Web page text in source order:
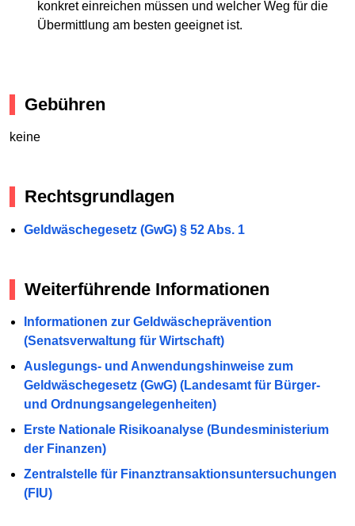
konkret einreichen müssen und welcher Weg für die
Übermittlung am besten geeignet ist.
Gebühren
keine
Rechtsgrundlagen
Geldwäschegesetz (GwG) § 52 Abs. 1
Weiterführende Informationen
Informationen zur Geldwäscheprävention
(Senatsverwaltung für Wirtschaft)
Auslegungs- und Anwendungshinweise zum
Geldwäschegesetz (GwG) (Landesamt für Bürger-
und Ordnungsangelegenheiten)
Erste Nationale Risikoanalyse (Bundesministerium
der Finanzen)
Zentralstelle für Finanztransaktionsuntersuchungen
(FIU)